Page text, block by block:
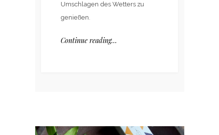
Umschlagen des Wetters zu
genießen.
Continue reading…